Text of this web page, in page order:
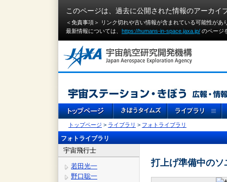
このページは、過去に公開された情報のアーカイ
＜免責事項＞ リンク切れや古い情報が含まれている可能性が
最新情報については、 https://humans-in-space.jaxa.jp/ のページ
トップページ > ライブラリ > フォトライブラリ
フォトライブラリ
宇宙飛行士
若田光一
野口聡一
打上げ準備中の